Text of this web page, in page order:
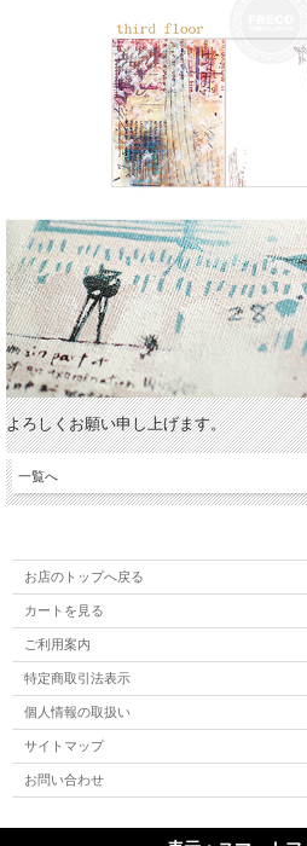
よろしくお願い申し上げます。
一覧へ
お店のトップへ戻る
カートを見る
ご利用案内
特定商取引法表示
個人情報の取扱い
サイトマップ
お問い合わせ